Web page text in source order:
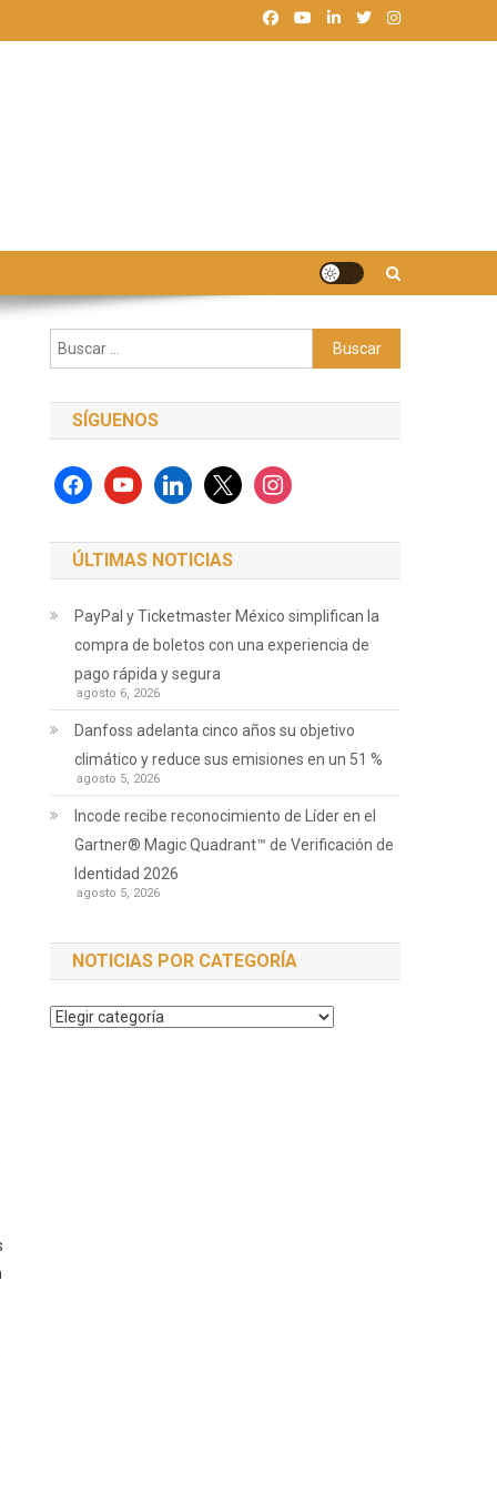
Buscar:
SÍGUENOS
facebookyoutubelinkedinx instagram
ÚLTIMAS NOTICIAS
PayPal y Ticketmaster México simplifican la
compra de boletos con una experiencia de
pago rápida y segura
agosto 6, 2026
Danfoss adelanta cinco años su objetivo
climático y reduce sus emisiones en un 51 %
agosto 5, 2026
Incode recibe reconocimiento de Líder en el
Gartner® Magic Quadrant™ de Verificación de
Identidad 2026
agosto 5, 2026
NOTICIAS POR CATEGORÍA
Noticias